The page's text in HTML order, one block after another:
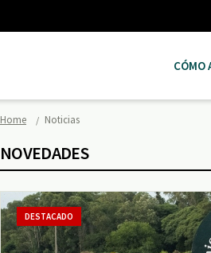
CÓMO
Home Noticias
NOVEDADES
DESTACADO